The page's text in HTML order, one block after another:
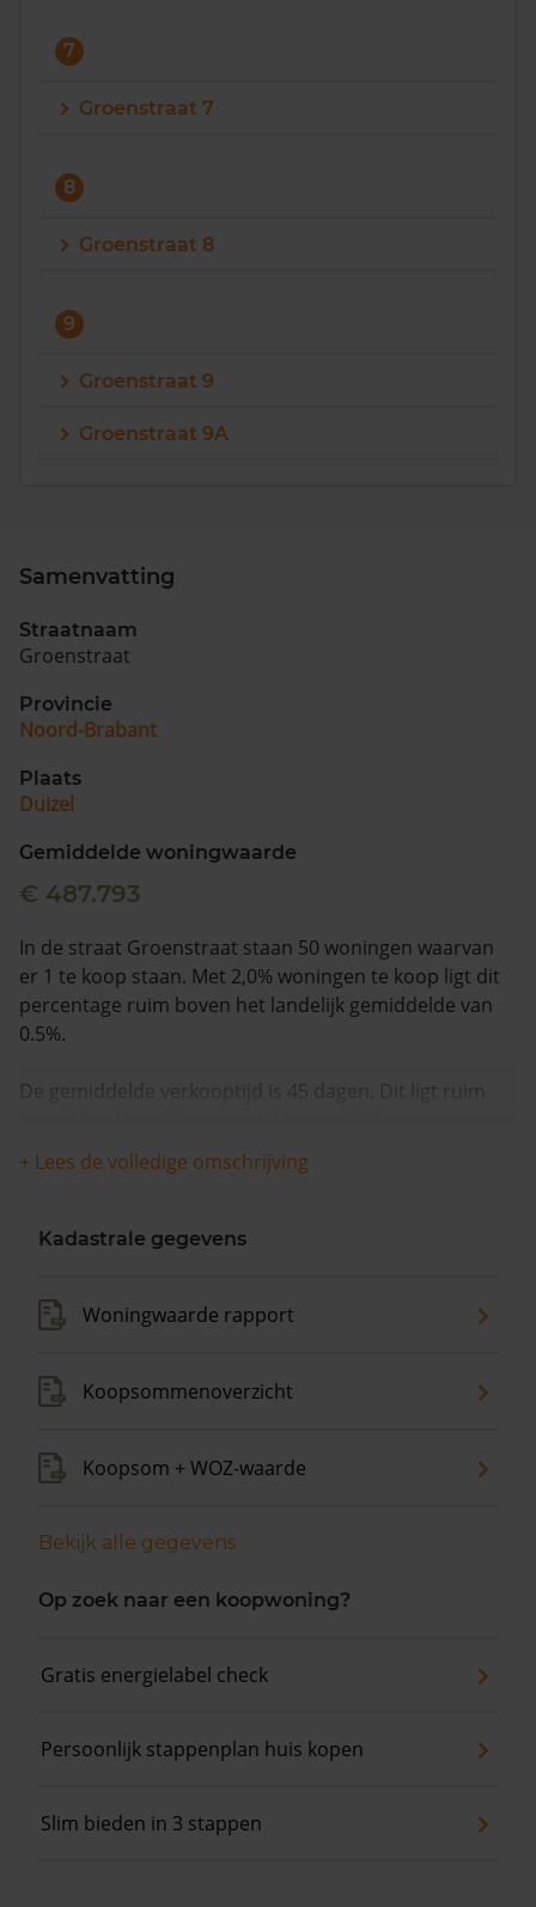
7
Groenstraat 7
8
Groenstraat 8
9
Groenstraat 9
Groenstraat 9A
Samenvatting
Straatnaam
Groenstraat
Provincie
Noord-Brabant
Plaats
Duizel
Gemiddelde woningwaarde
€ 487.793
In de straat Groenstraat staan 50 woningen waarvan
er 1 te koop staan. Met 2,0% woningen te koop ligt dit
percentage ruim boven het landelijk gemiddelde van
0.5%.
De gemiddelde verkooptijd is 45 dagen. Dit ligt ruim
De gemiddelde huizenprijs is €1.900.000. De
maanden is de gemiddelde woningwaarde met 14,5%
+ Lees de volledige omschrijving
Kadastrale gegevens
Woningwaarde rapport
Koopsommenoverzicht
Koopsom + WOZ-waarde
Bekijk alle gegevens
Op zoek naar een koopwoning?
Gratis energielabel check
Persoonlijk stappenplan huis kopen
Slim bieden in 3 stappen